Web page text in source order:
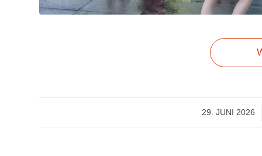
29. JUNI 2026
/